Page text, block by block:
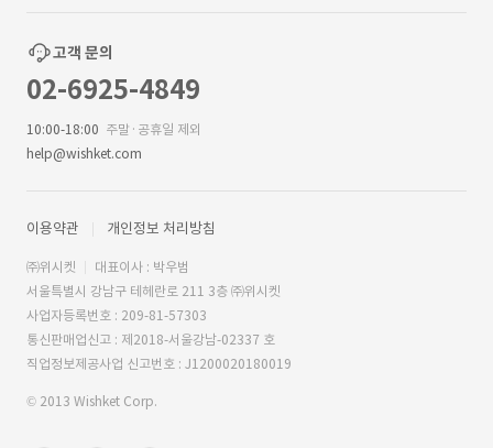
고객 문의
02-6925-4849
10:00-18:00 주말·공휴일 제외
help@wishket.com
이용약관 개인정보 처리방침
㈜위시켓
대표이사 : 박우범
서울특별시 강남구 테헤란로 211 3층 ㈜위시켓
사업자등록번호 : 209-81-57303
통신판매업신고 : 제2018-서울강남-02337 호
직업정보제공사업 신고번호 : J1200020180019
© 2013 Wishket Corp.